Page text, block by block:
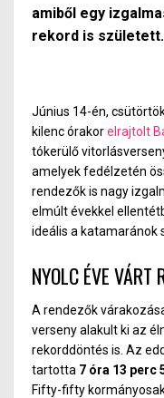
amiből egy
rekord is
Június 14-én,
kilenc órakorelrajtolt
tókerülő
amelyek fedélzetén
rendezők is nagy
elmúlt évekkel
ideális a katamaránok
NYOLC ÉVE VÁRT
A rendezők
verseny alakult ki az
rekorddöntés is. Az
tartotta 7 óra 13 perc
Fifty-fifty